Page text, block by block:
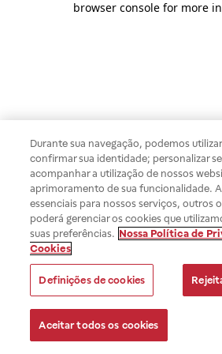
browser console for more
Durante sua navegação, podemos
confirmar sua identidade; personalizar
acompanhar a utilização de nossos
aprimoramento de sua funcionalidade.
essenciais para nossos serviços, outros
poderá gerenciar os cookies que
suas preferências. Nossa Política de
Cookies
Definições de cookies
Aceitar todos os cookies